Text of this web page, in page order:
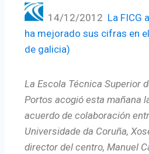
14/12/2012 La FICG
ha mejorado sus cifras en
de galicia)
La Escola Técnica Superior
Portos acogió esta mañana
acuerdo de colaboración
Universidade da Coruña,
director del centro, Manuel